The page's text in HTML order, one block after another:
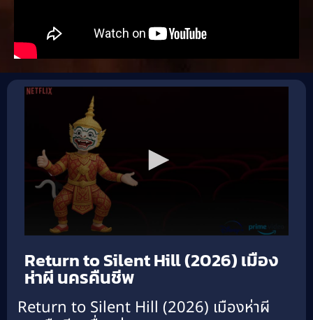
Return to Silent Hill (2026) เมือง
ห่าผี นครคืนชีพ
Return to Silent Hill (2026) เมืองห่าผี